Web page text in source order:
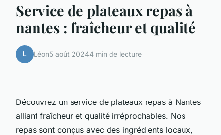
Service de plateaux repas à
nantes : fraîcheur et qualité
L Léon5 août 20244 min de lecture
Découvrez un service de plateaux repas à Nantes
alliant fraîcheur et qualité irréprochables. Nos
repas sont conçus avec des ingrédients locaux,